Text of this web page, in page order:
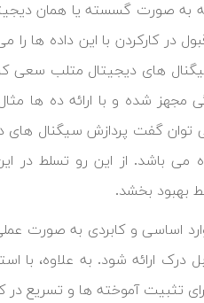
به صورت گسسته یا همان
در کارکردن با این داده ها
های دیجیتال متلب سعی
مجهز شده و با ارائه ده ها
توان گفت پردازش سیگنال
باشد. از این رو تسلط در
بهبود بخشد.
اساسی و کابردی به صورت
ارائه شود. به علاوه، با
تثبیت آموخته ها و تسریع در